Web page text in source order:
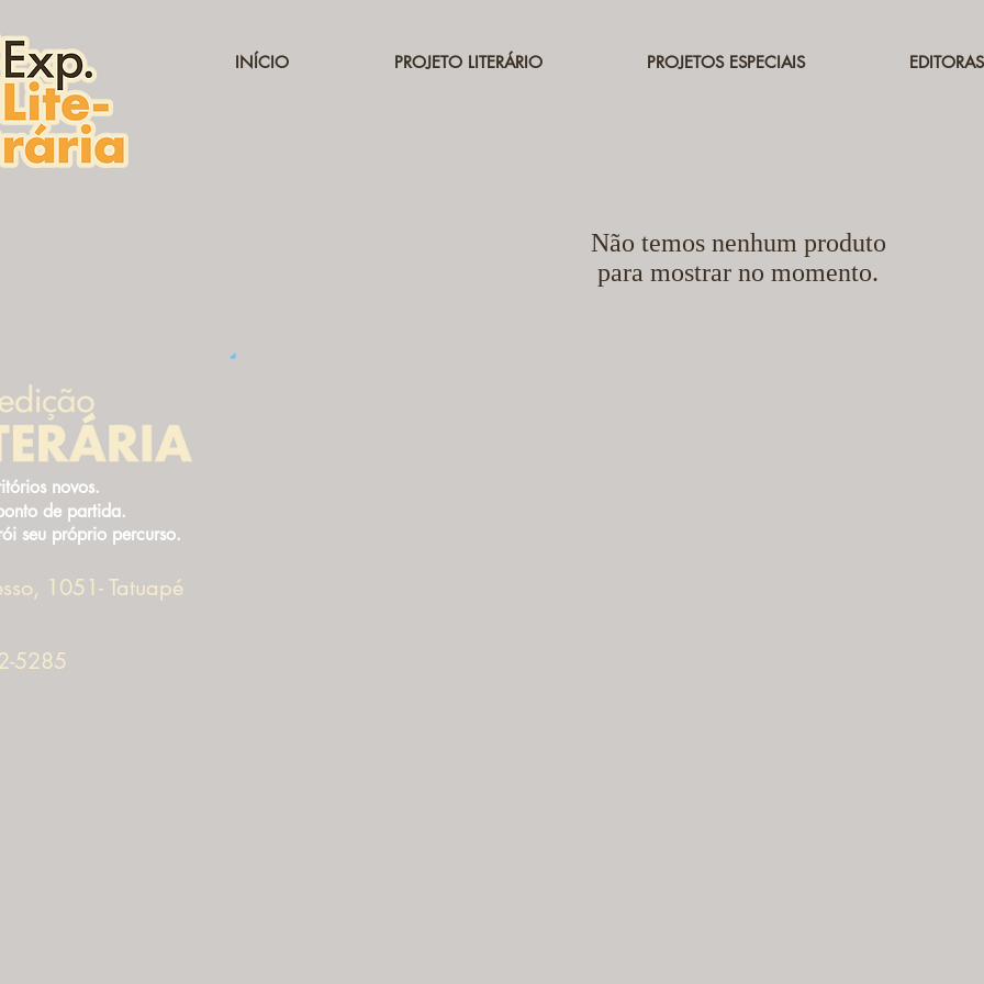
INÍCIO PROJETO LITERÁRIO PROJETOS ESPECIAIS
Não temos nenhum produto
para mostrar no momento.
novos.
de partida.
seu próprio percurso.
1051- Tatuapé
5285